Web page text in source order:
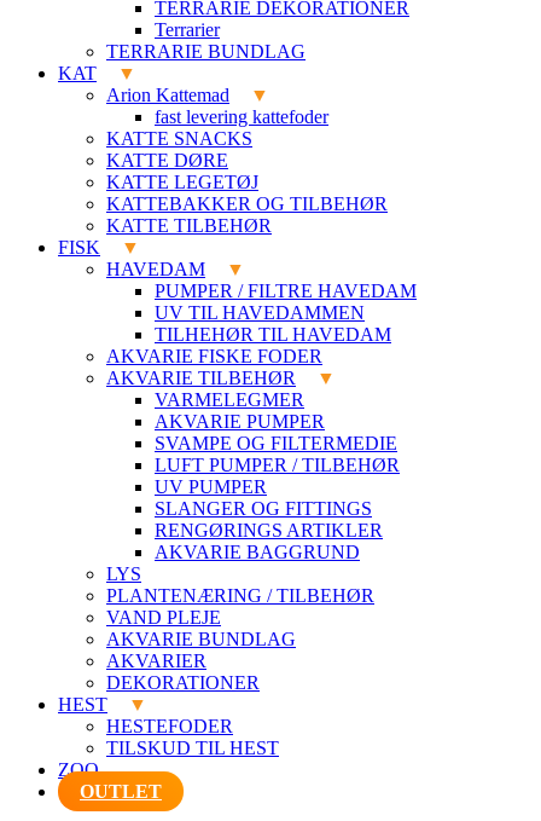
TERRARIE DEKORATIONER
Terrarier
TERRARIE BUNDLAG
KAT
Arion Kattemad
fast levering kattefoder
KATTE SNACKS
KATTE DØRE
KATTE LEGETØJ
KATTEBAKKER OG TILBEHØR
KATTE TILBEHØR
FISK
HAVEDAM
PUMPER / FILTRE HAVEDAM
UV TIL HAVEDAMMEN
TILHEHØR TIL HAVEDAM
AKVARIE FISKE FODER
AKVARIE TILBEHØR
VARMELEGMER
AKVARIE PUMPER
SVAMPE OG FILTERMEDIE
LUFT PUMPER / TILBEHØR
UV PUMPER
SLANGER OG FITTINGS
RENGØRINGS ARTIKLER
AKVARIE BAGGRUND
LYS
PLANTENÆRING / TILBEHØR
VAND PLEJE
AKVARIE BUNDLAG
AKVARIER
DEKORATIONER
HEST
HESTEFODER
TILSKUD TIL HEST
ZOO
OUTLET